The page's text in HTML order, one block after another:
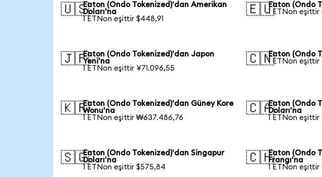
🇺🇸Eaton (Ondo Tokenized)'dan Amerikan
Doları'na
1 ETNon eşittir $448,91
🇪🇺Eaton (Ondo
1 ETNon
🇯🇵Eaton (Ondo Tokenized)'dan Japon
Yeni'na
1 ETNon eşittir ¥71.096,55
🇨🇳Eaton (Ondo
1 ETNon eşittir
🇰🇷Eaton (Ondo Tokenized)'dan Güney Kore
Wonu'na
1 ETNon eşittir ₩637.486,76
🇨🇦Eaton (Ondo
Doları'na
1 ETNon eşittir
🇸🇬Eaton (Ondo Tokenized)'dan Singapur
Doları'na
1 ETNon eşittir $575,84
🇨🇭Eaton (Ondo
Frangı'na
1 ETNon eşittir